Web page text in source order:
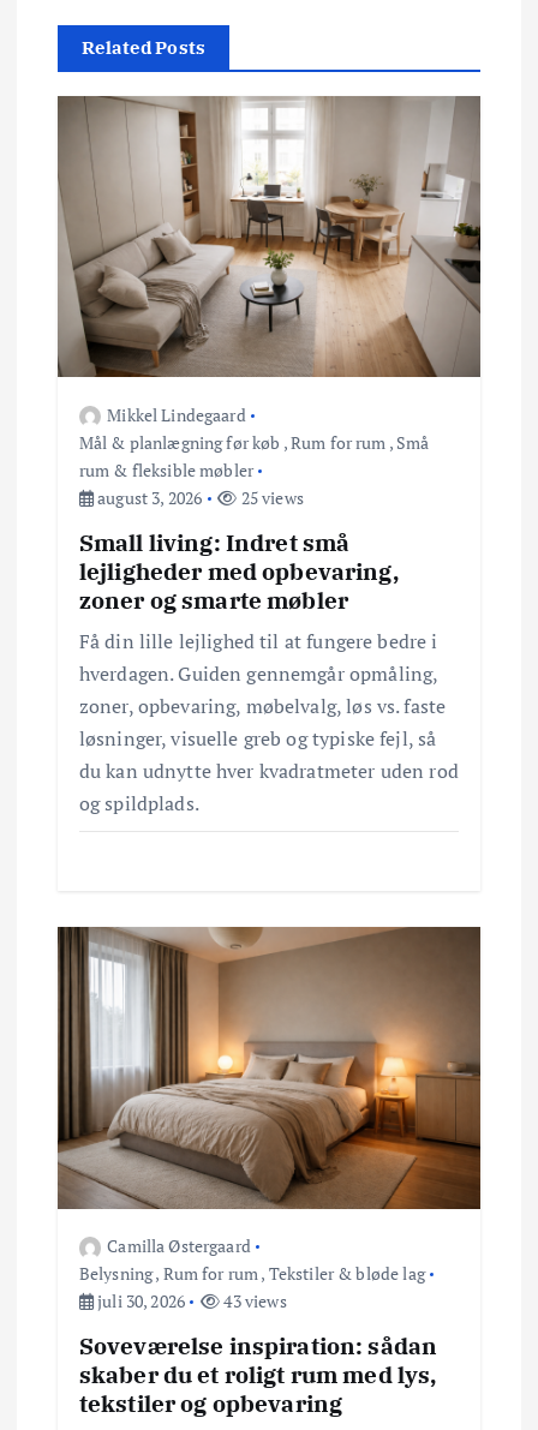
n
a
v
a
Related Posts
Mikkel Lindegaard
Mål & planlægning før køb ,Rum for rum , Små
rum & fleksible møbler
august 3, 2026
25 views
Small living: Indret små
lejligheder med opbevaring,
zoner og smarte møbler
Få din lille lejlighed til at fungere bedre i
hverdagen. Guiden gennemgår opmåling,
zoner, opbevaring, møbelvalg, løs vs. faste
løsninger, visuelle greb og typiske fejl, så
du kan udnytte hver kvadratmeter uden rod
og spildplads.
Camilla Østergaard
Belysning, Rum for rum, Tekstiler & bløde lag
juli 30, 2026
43 views
Soveværelse inspiration: sådan
skaber du et roligt rum med lys,
tekstiler og opbevaring